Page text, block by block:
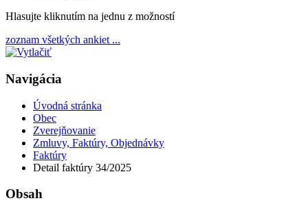
Hlasujte kliknutím na jednu z možností
zoznam všetkých ankiet ...
Navigácia
Úvodná stránka
Obec
Zverejňovanie
Zmluvy, Faktúry, Objednávky
Faktúry
Detail faktúry 34/2025
Obsah